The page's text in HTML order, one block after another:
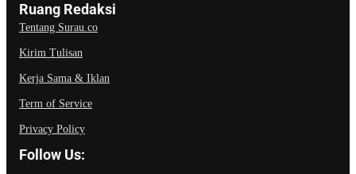
Ruang Redaksi
Tentang Surau.co
Kirim Tulisan
Kerja Sama & Iklan
Term of Service
Privacy Policy
Follow Us: